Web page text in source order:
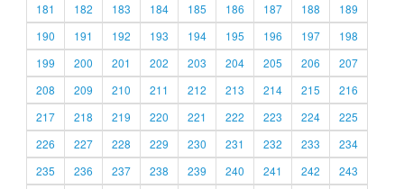
181
182 183 184 185 186 187 188
189
190
191 192 193 194 195 196 197
198
199
200 201 202 203 204 205 206
207
208
209 210 211 212 213 214 215
216
217
218 219 220 221 222 223 224
225
226
227 228 229 230 231 232 233
234
235
236 237 238 239 240 241 242
243